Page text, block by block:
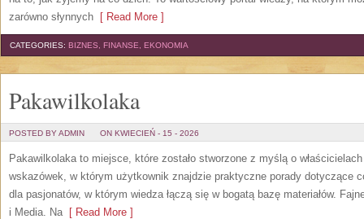
zarówno słynnych [ Read More ]
CATEGORIES: BIZNES, FINANSE, EKONOMIA
Pakawilkolaka
POSTED BY ADMIN ON KWIECIEŃ - 15 - 2026
Pakawilkolaka to miejsce, które zostało stworzone z myślą o
wskazówek, w którym użytkownik znajdzie praktyczne porady dotyczące
dla pasjonatów, w którym wiedza łączą się w bogatą bazę materiałów.
i Media. Na[ Read More ]